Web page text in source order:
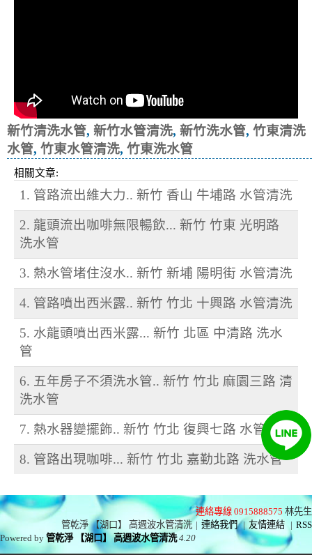
新竹清洗水管, 新竹水管清洗, 新竹洗水管, 竹東清洗
水管, 竹東水管清洗, 竹東洗水管
相關文章:
1. 管路流出維大力.. 新竹 香山 牛埔路 水管清洗
2. 龍頭流出咖啡無限暢飲... 新竹 竹東 光明路
洗水管
3. 熱水管堵住沒水.. 新竹 新埔 陽明街 水管清洗
4. 管路噴出西米露.. 新竹 竹北 十興路 水管清洗
5. 水龍頭噴出西米露... 新竹 北區 中清路 洗水
管
6. 五年房子不須洗水管.. 新竹 竹北 麻園三路 清
洗水管
7. 熱水器變擺飾.. 新竹 竹北 復興七路 水管清洗
8. 管路出現咖啡... 新竹 竹北 嘉勤北路 洗水管
連絡專線 0915888575 林先生
管乾淨 【湖口】 高週波水管清洗 | 連絡我們 | 友情連結 | RSS
Powered by管乾淨 【湖口】 高週波水管清洗 4.20